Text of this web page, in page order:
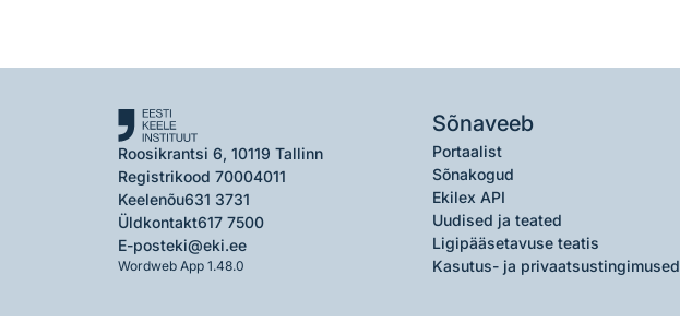
Roosikrantsi 6, 10119 Tallinn
Registrikood 70004011
Keelenõu631 3731
Üldkontakt617 7500
E-posteki@eki.ee
Wordweb App 1.48.0
Sõnaveeb
Portaalist
Sõnakogud
Ekilex API
Uudised ja teated
Ligipääsetavuse teatis
Kasutus- ja privaatsustingimused